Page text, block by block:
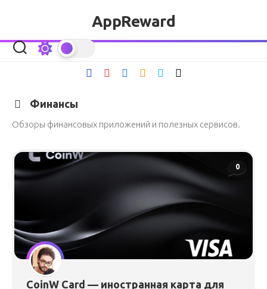
AppReward
Финансы
Обзоры финансовых приложений и полезных сервисов.
0
CoinW Card — иностранная карта для